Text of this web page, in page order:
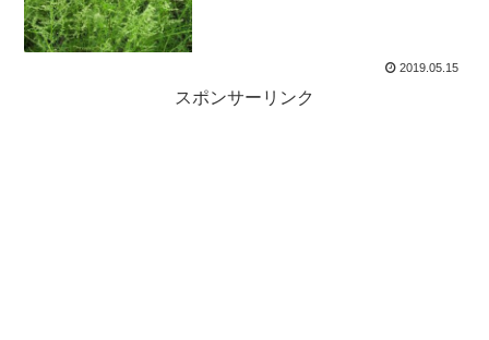
2019.05.15
スポンサーリンク